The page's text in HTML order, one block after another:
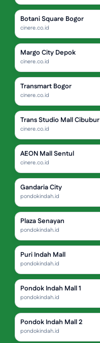
Botani Square Bogor
cinere.co.id
Margo City Depok
cinere.co.id
Transmart Bogor
cinere.co.id
Trans Studio Mall Cibubur
cinere.co.id
AEON Mall Sentul
cinere.co.id
Gandaria City
pondokindah.id
Plaza Senayan
pondokindah.id
Puri Indah Mall
pondokindah.id
Pondok Indah Mall 1
pondokindah.id
Pondok Indah Mall 2
pondokindah.id